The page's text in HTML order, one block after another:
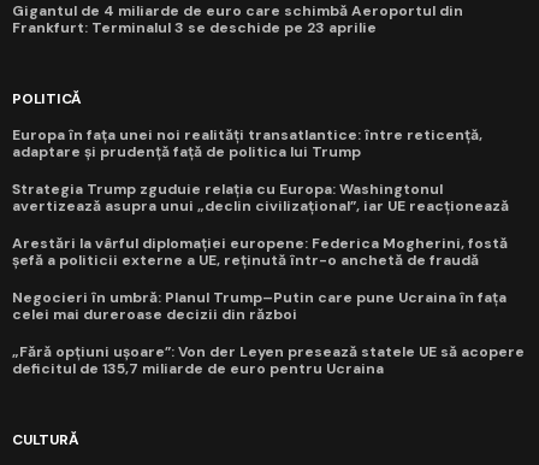
Gigantul de 4 miliarde de euro care schimbă Aeroportul din
Frankfurt: Terminalul 3 se deschide pe 23 aprilie
POLITICĂ
Europa în fața unei noi realități transatlantice: între reticență,
adaptare și prudență față de politica lui Trump
Strategia Trump zguduie relația cu Europa: Washingtonul
avertizează asupra unui „declin civilizațional”, iar UE reacționează
Arestări la vârful diplomației europene: Federica Mogherini, fostă
șefă a politicii externe a UE, reținută într-o anchetă de fraudă
Negocieri în umbră: Planul Trump–Putin care pune Ucraina în fața
celei mai dureroase decizii din război
„Fără opțiuni ușoare”: Von der Leyen presează statele UE să acopere
deficitul de 135,7 miliarde de euro pentru Ucraina
CULTURĂ